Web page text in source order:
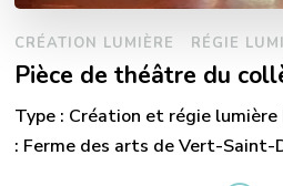
CRÉATION LUMIÈRE RÉGIE
Pièce de théâtre du
Type : Création et régie
: Ferme des arts de Vert-Saint-